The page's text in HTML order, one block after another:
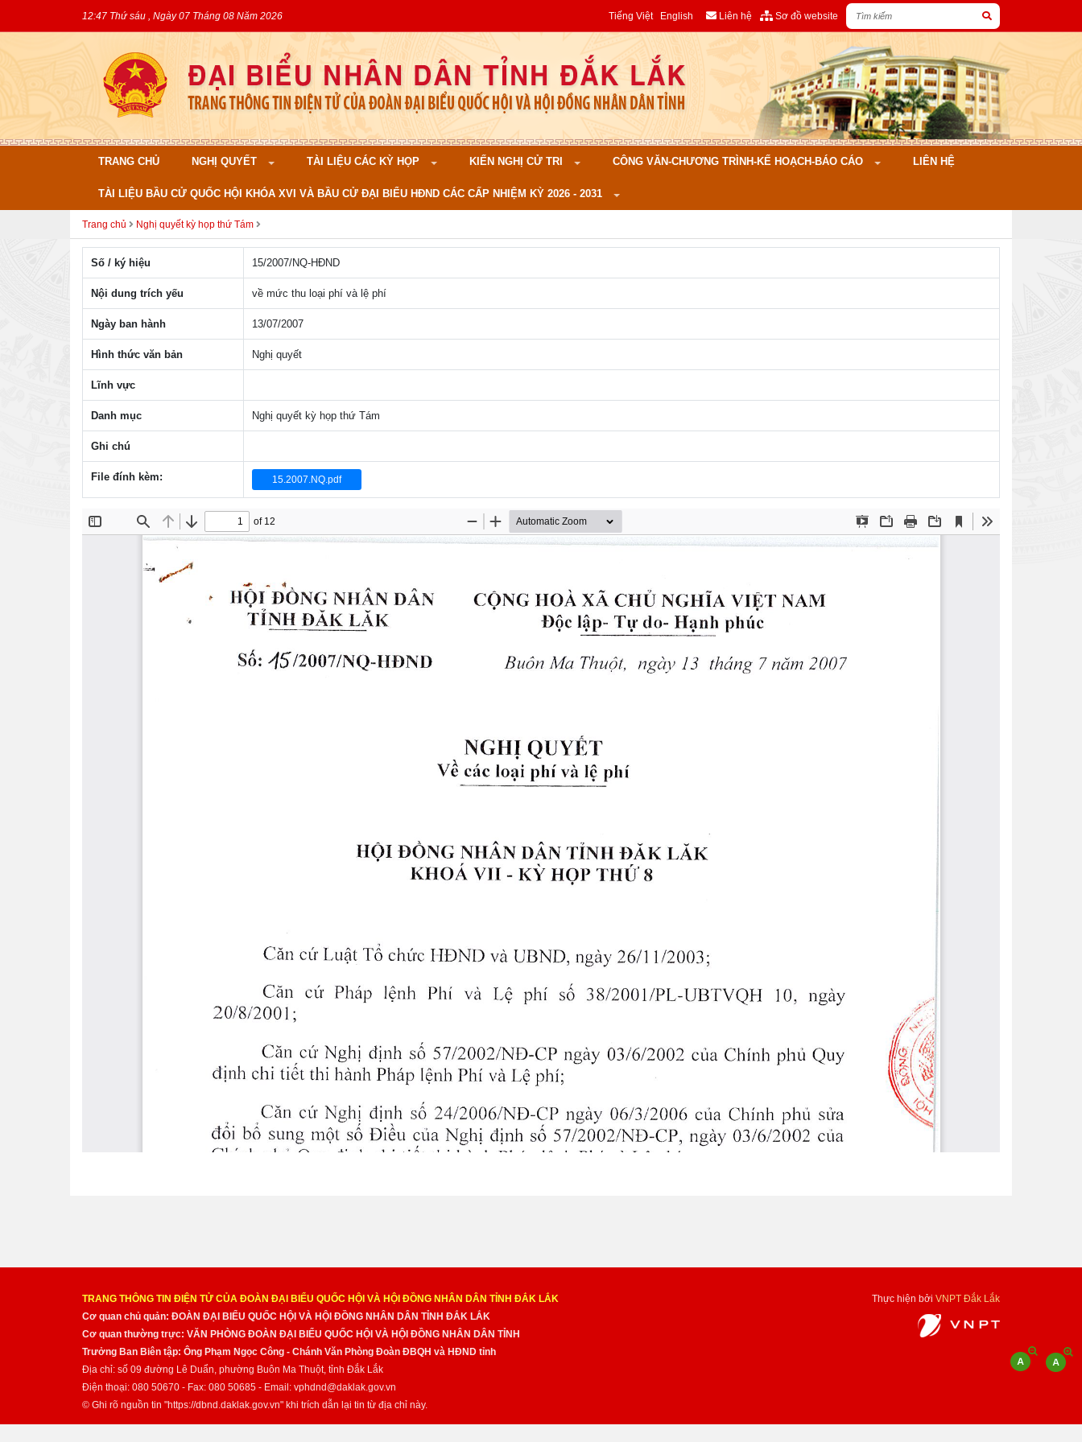
12:47 Thứ sáu , Ngày 07 Tháng 08 Năm 2026 Tiếng Việt English Liên hệ Sơ đồ website
TRANG CHỦ NGHỊ QUYẾT TÀI LIỆU CÁC KỲ HỌP KIẾN NGHỊ CỬ TRI CÔNG VĂN-CHƯƠNG TRÌNH-KẾ HOẠCH-BÁO CÁO LIÊN HỆ
TÀI LIỆU BẦU CỬ QUỐC HỘI KHÓA XVI VÀ BẦU CỬ ĐẠI BIỂU HĐND CÁC CẤP NHIỆM KỲ 2026 - 2031
Trang chủ Nghị quyết kỳ họp thứ Tám
Số / ký hiệu 15/2007/NQ-HÐND
Nội dung trích yếu về mức thu loại phí và lệ phí
Ngày ban hành 13/07/2007
Hình thức văn bản Nghị quyết
Lĩnh vực
Danh mục Nghị quyết kỳ họp thứ Tám
Ghi chú
File đính kèm: 15.2007.NQ.pdf
TRANG THÔNG TIN ĐIỆN TỬ CỦA ĐOÀN ĐẠI BIỂU QUỐC HỘI VÀ HỘI ĐỒNG NHÂN DÂN TỈNH ĐẮK LẮK
Cơ quan chủ quản: ĐOÀN ĐẠI BIỂU QUỐC HỘI VÀ HỘI ĐỒNG NHÂN DÂN TỈNH ĐẮK LẮK
Cơ quan thường trực: VĂN PHÒNG ĐOÀN ĐẠI BIỂU QUỐC HỘI VÀ HỘI ĐỒNG NHÂN DÂN TỈNH
Trưởng Ban Biên tập: Ông Phạm Ngọc Công - Chánh Văn Phòng Đoàn ĐBQH và HĐND tỉnh
Địa chỉ: số 09 đường Lê Duẩn, phường Buôn Ma Thuột, tỉnh Đắk Lắk
Điện thoại: 080 50670 - Fax: 080 50685 - Email: vphdnd@daklak.gov.vn
© Ghi rõ nguồn tin "https://dbnd.daklak.gov.vn" khi trích dẫn lại tin từ địa chỉ này.
Thực hiện bởi VNPT Đắk Lắk